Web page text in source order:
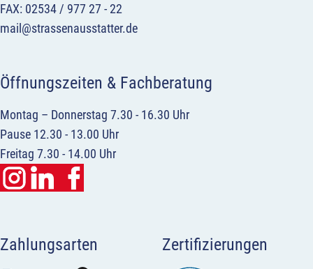
FAX: 02534 / 977 27 - 22
mail@strassenausstatter.de
Öffnungszeiten & Fachberatung
Montag – Donnerstag 7.30 - 16.30 Uhr
Pause 12.30 - 13.00 Uhr
Freitag 7.30 - 14.00 Uhr
Zahlungsarten Zertifizierungen